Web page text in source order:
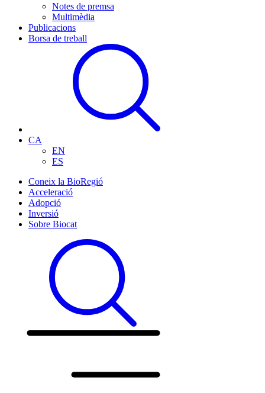
Notes de premsa
Multimèdia
Publicacions
Borsa de treball
CA
EN
ES
Coneix la BioRegió
Acceleració
Adopció
Inversió
Sobre Biocat